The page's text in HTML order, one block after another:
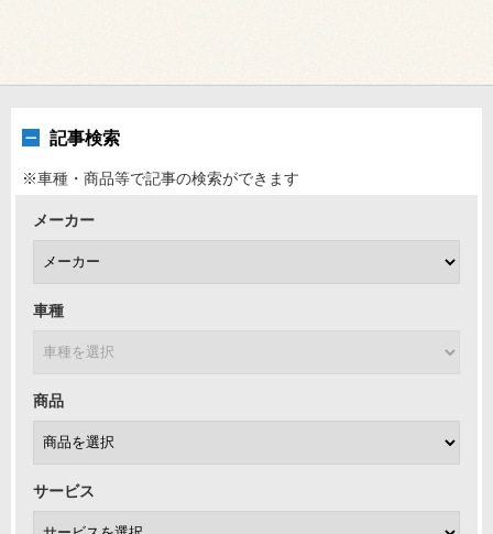
記事検索
※車種・商品等で記事の検索ができます
メーカー
車種
商品
サービス